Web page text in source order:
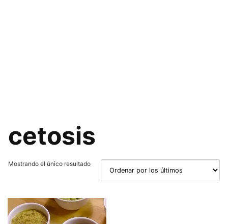
cetosis
Mostrando el único resultado